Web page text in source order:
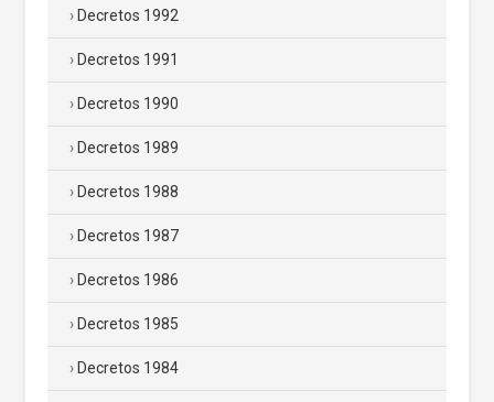
Decretos 1992
Decretos 1991
Decretos 1990
Decretos 1989
Decretos 1988
Decretos 1987
Decretos 1986
Decretos 1985
Decretos 1984